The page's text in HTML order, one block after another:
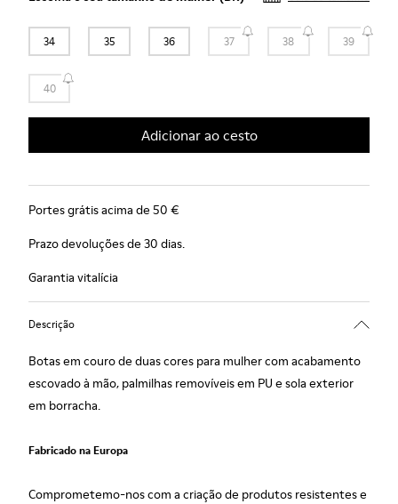
34 35 36 37 38 39
40
Adicionar ao cesto
Portes grátis acima de 50 €
Prazo devoluções de 30 dias.
Garantia vitalícia
Descrição
Botas em couro de duas cores para mulher com acabamento
escovado à mão, palmilhas removíveis em PU e sola exterior
em borracha.
Fabricado na Europa
Comprometemo-nos com a criação de produtos resistentes e